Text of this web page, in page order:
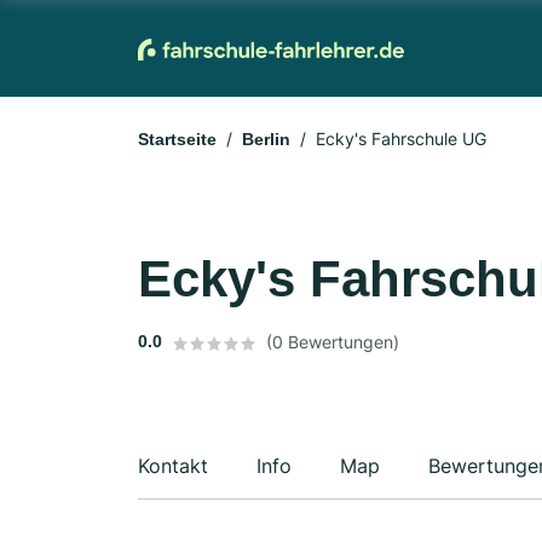
Startseite Berlin Ecky's Fahrschule UG
Ecky's
0.0 (0 Bewertungen)
Kontakt Info Map